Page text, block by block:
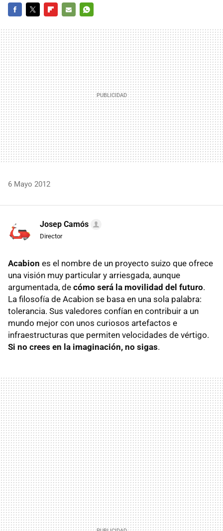
MAIL
6 Mayo 2012
Josep Camós
Director
Acabion es el nombre de un proyecto suizo que ofrece
una visión muy particular y arriesgada, aunque
argumentada, de cómo será la movilidad del futuro.
La filosofía de Acabion se basa en una sola palabra:
tolerancia. Sus valedores confían en contribuir a un
mundo mejor con unos curiosos artefactos e
infraestructuras que permiten velocidades de vértigo.
Si no crees en la imaginación, no sigas.